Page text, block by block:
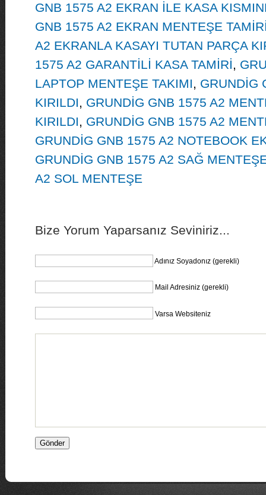
GNB 1575 A2 EKRAN İLE KASA
GNB 1575 A2 EKRAN MENTEŞE
A2 EKRANLA KASAYI TUTAN PARÇA
1575 A2 GARANTİLİ KASA TAMİRİ,
LAPTOP MENTEŞE TAKIMI, GRUNDİG
KIRILDI, GRUNDİG GNB 1575 A2
KIRILDI, GRUNDİG GNB 1575 A2
GRUNDİG GNB 1575 A2 NOTEBOOK
GRUNDİG GNB 1575 A2 SAĞ
A2 SOL MENTEŞE
Bize Yorum Yaparsanız Seviniriz...
Adınız Soyadonız (gerekli)
Mail Adresiniz (gerekli)
Varsa Websiteniz